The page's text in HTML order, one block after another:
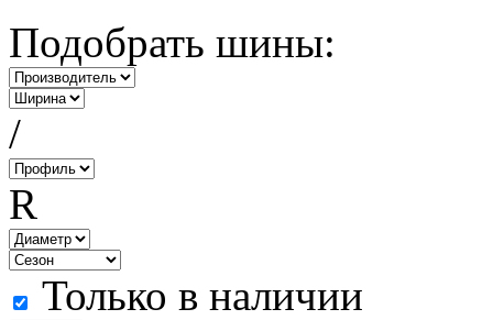
Подобрать шины:
/
R
Только в наличии